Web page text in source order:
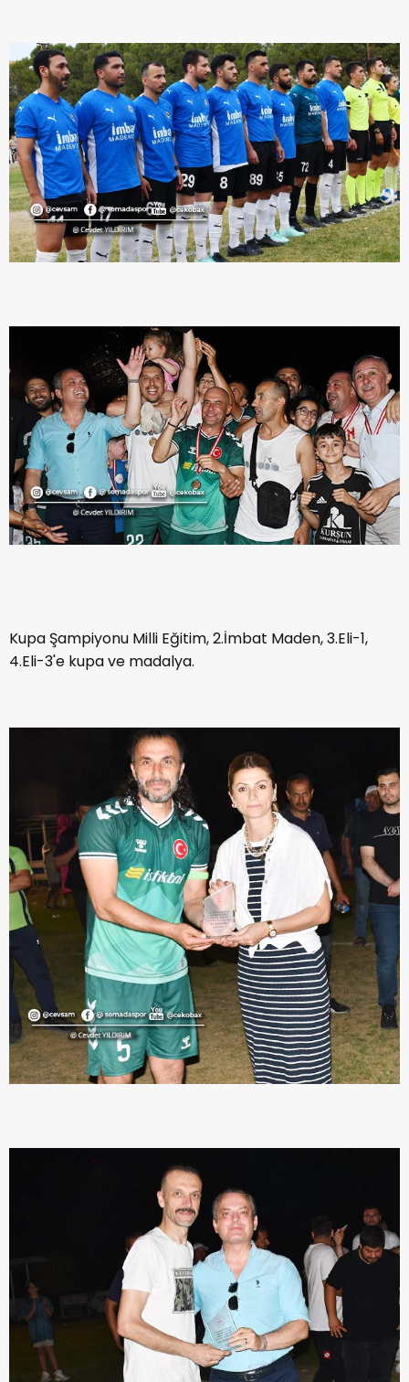
Kupa Şampiyonu Milli Eğitim, 2.İmbat Maden, 3.Eli-1,
4.Eli-3'e kupa ve madalya.